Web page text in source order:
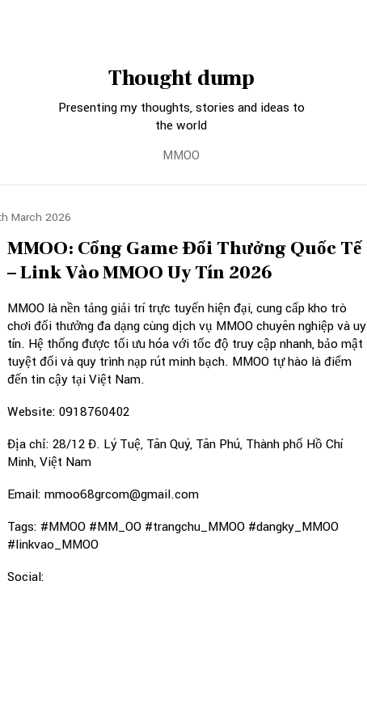
Thought dump
Presenting my thoughts, stories and ideas to
the world
MMOO
March 2026
MMOO: Cổng Game Đổi Thưởng Quốc Tế
– Link Vào MMOO Uy Tín 2026
MMOO là nền tảng giải trí trực tuyến hiện đại, cung cấp kho trò
chơi đổi thưởng đa dạng cùng dịch vụ MMOO chuyên nghiệp và uy
tín. Hệ thống được tối ưu hóa với tốc độ truy cập nhanh, bảo mật
tuyệt đối và quy trình nạp rút minh bạch. MMOO tự hào là điểm
đến tin cậy tại Việt Nam.
Website: 0918760402
Địa chỉ: 28/12 Đ. Lý Tuệ, Tân Quý, Tân Phú, Thành phố Hồ Chí
Minh, Việt Nam
Email: mmoo68grcom@gmail.com
Tags: #MMOO #MM_OO #trangchu_MMOO #dangky_MMOO
#linkvao_MMOO
Social: